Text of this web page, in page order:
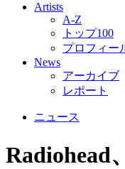
Artists
A-Z
トップ100
プロフィー
News
アーカイブ
レポート
ニュース
Radiohead